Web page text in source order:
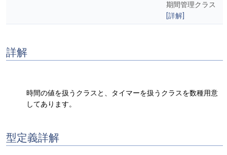
期間管理クラス
[詳解]
詳解
時間の値を扱うクラスと、タイマーを扱うクラスを数種用意
してあります。
型定義詳解